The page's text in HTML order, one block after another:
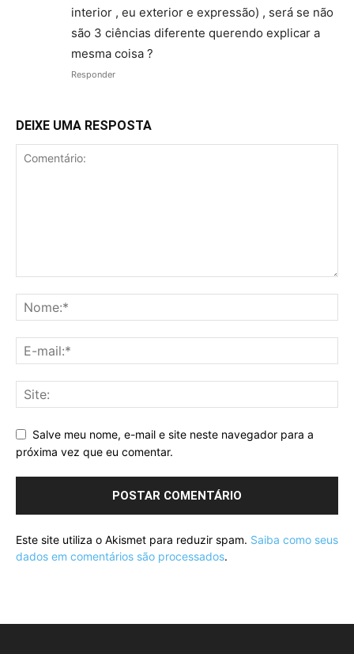
interior , eu exterior e expressão) , será se não
são 3 ciências diferente querendo explicar a
mesma coisa ?
Responder
DEIXE UMA RESPOSTA
Salve meu nome, e-mail e site neste navegador para a
próxima vez que eu comentar.
Este site utiliza o Akismet para reduzir spam. Saiba como seus
dados em comentários são processados.